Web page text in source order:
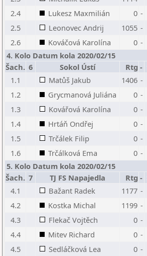
2.4
Lukesz Maxmilián 0 -
2.5
Leonovec Andrij 1055 -
2.6
Kováčová Karolína 0 -
4. Kolo Datum kola 2020/02/15
Šach. 6 Sokol Ústí Rtg -
1.1
Matůš Jakub 1406 -
1.2
Grycmanová Juliána 0 -
1.3
Kovářová Karolína 0 -
1.4
Hrtáň Ondřej 0 -
1.5
Trčálek Filip 0 -
1.6
Trčálková Ema 0 -
5. Kolo Datum kola 2020/02/15
Šach. 7 TJ FS Napajedla Rtg -
4.1
Bažant Radek 1177 -
4.2
Kostka Michal 1199 -
4.3
Flekač Vojtěch 0 -
4.4
Mitev Richard 0 -
4.5
Sedláčková Lea 0 -